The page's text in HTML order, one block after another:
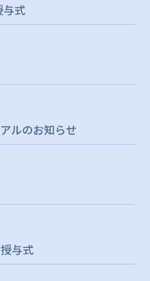
与式
ルのお知らせ
与式